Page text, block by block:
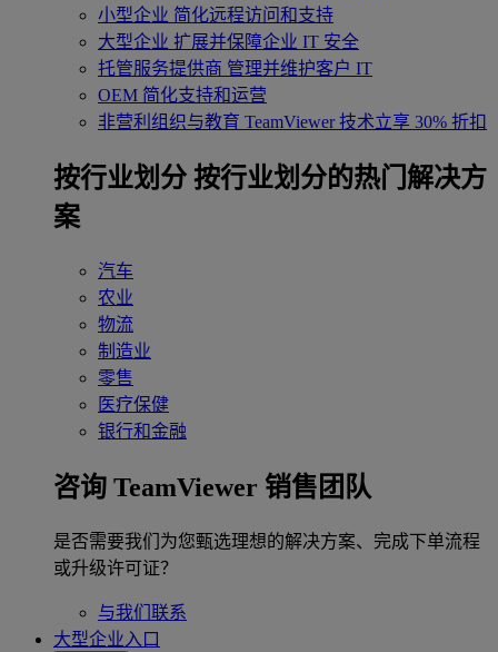
小型企业 简化远程访问和支持
大型企业 扩展并保障企业 IT 安全
托管服务提供商 管理并维护客户 IT
OEM 简化支持和运营
非营利组织与教育 TeamViewer 技术立享 30% 折扣
‌按行业划分 按行业划分的热门解决方
案
汽车
农业
物流
制造业
零售
医疗保健
银行和金融
咨询 TeamViewer 销售团队
是否需要我们为您甄选理想的解决方案、完成下单流程
或升级许可证？
与我们联系
大型企业入口